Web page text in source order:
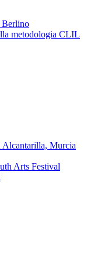
Berlino
metodologia CLIL
Alcantarilla, Murcia
Arts Festival